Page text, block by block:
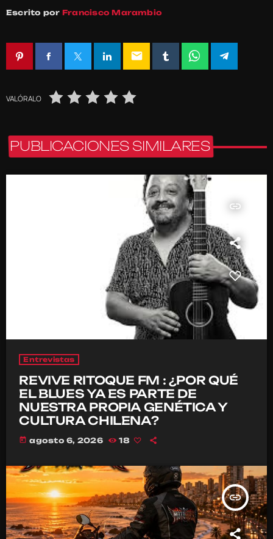
Escrito por Francisco Marambio
email
VALÓRALO
PUBLICACIONES SIMILARES
insert_link
Entrevistas
REVIVE RITOQUE FM : ¿POR QUÉ
EL BLUES YA ES PARTE DE
NUESTRA PROPIA GENÉTICA Y
CULTURA CHILENA?
today agosto 6, 2026 18
insert_link